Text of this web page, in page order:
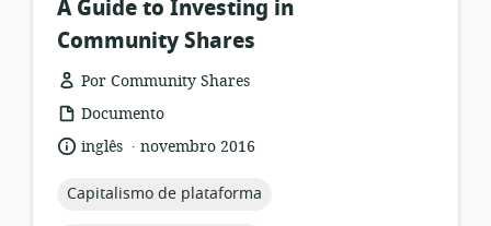
A Guide to Investing in
Community Shares
Por Community Shares
formato
de
recurso:
Documento
idioma:
inglês .
data
publicação:
novembro 2016
topic:
Capitalismo de plataforma